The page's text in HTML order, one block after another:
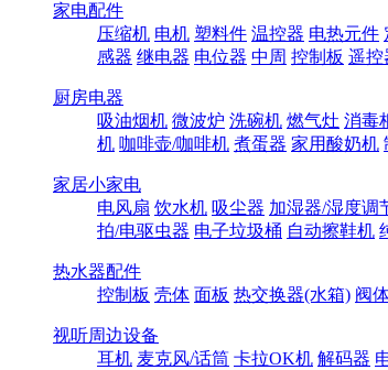
家电配件
压缩机 电机 塑料件 温控器 电热元件
感器 继电器 电位器 中周 控制板 遥控
厨房电器
吸油烟机 微波炉 洗碗机 燃气灶 消毒
机 咖啡壶/咖啡机 煮蛋器 家用酸奶机
家居小家电
电风扇 饮水机 吸尘器 加湿器/湿度调
拍/电驱虫器 电子垃圾桶 自动擦鞋机
热水器配件
控制板 壳体 面板 热交换器(水箱) 阀
视听周边设备
耳机 麦克风/话筒 卡拉OK机 解码器